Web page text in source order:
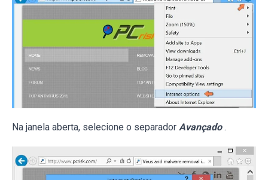
Na janela aberta, selecione o separador Avançado .